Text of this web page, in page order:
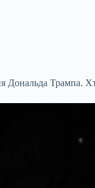
Дональда Трампа.